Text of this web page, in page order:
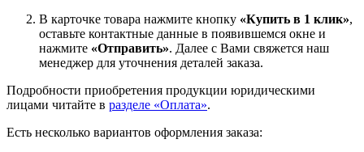
В карточке товара нажмите кнопку «Купить в 1 клик»,
оставьте контактные данные в появившемся окне и
нажмите «Отправить». Далее с Вами свяжется наш
менеджер для уточнения деталей заказа.
Подробности приобретения продукции юридическими
лицами читайте в разделе «Оплата».
Есть несколько вариантов оформления заказа: